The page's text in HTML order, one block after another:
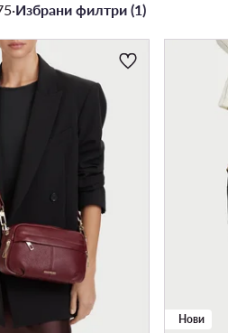
·Избрани филтри (1)
Нови